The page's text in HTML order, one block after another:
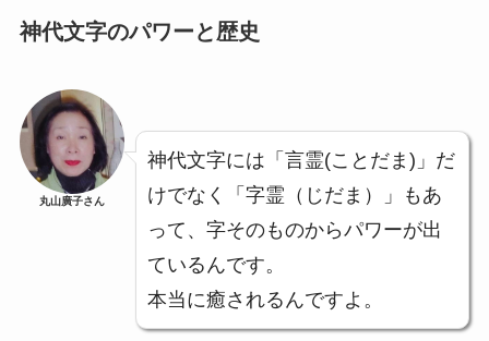
神代文字のパワーと歴史
丸山廣子さん
神代文字には「言霊(ことだま)」だ
けでなく「字霊（じだま）」もあ
って、字そのものからパワーが出
ているんです。
本当に癒されるんですよ。